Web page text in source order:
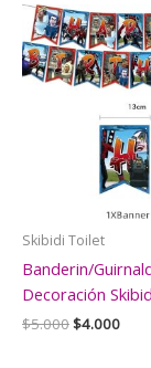
Skibidi Toilet
Banderin/
Decoración
$5.000El
$4.000El